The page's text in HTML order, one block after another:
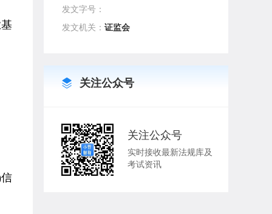
发文字号：
发文机关：证监会
关注公众号
关注公众号
实时接收最新法规库及
考试资讯